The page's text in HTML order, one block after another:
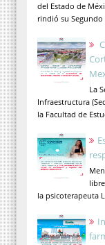
del Estado de
rindió su
La
Infraestructura
la Facultad de
la psicoterapeuta